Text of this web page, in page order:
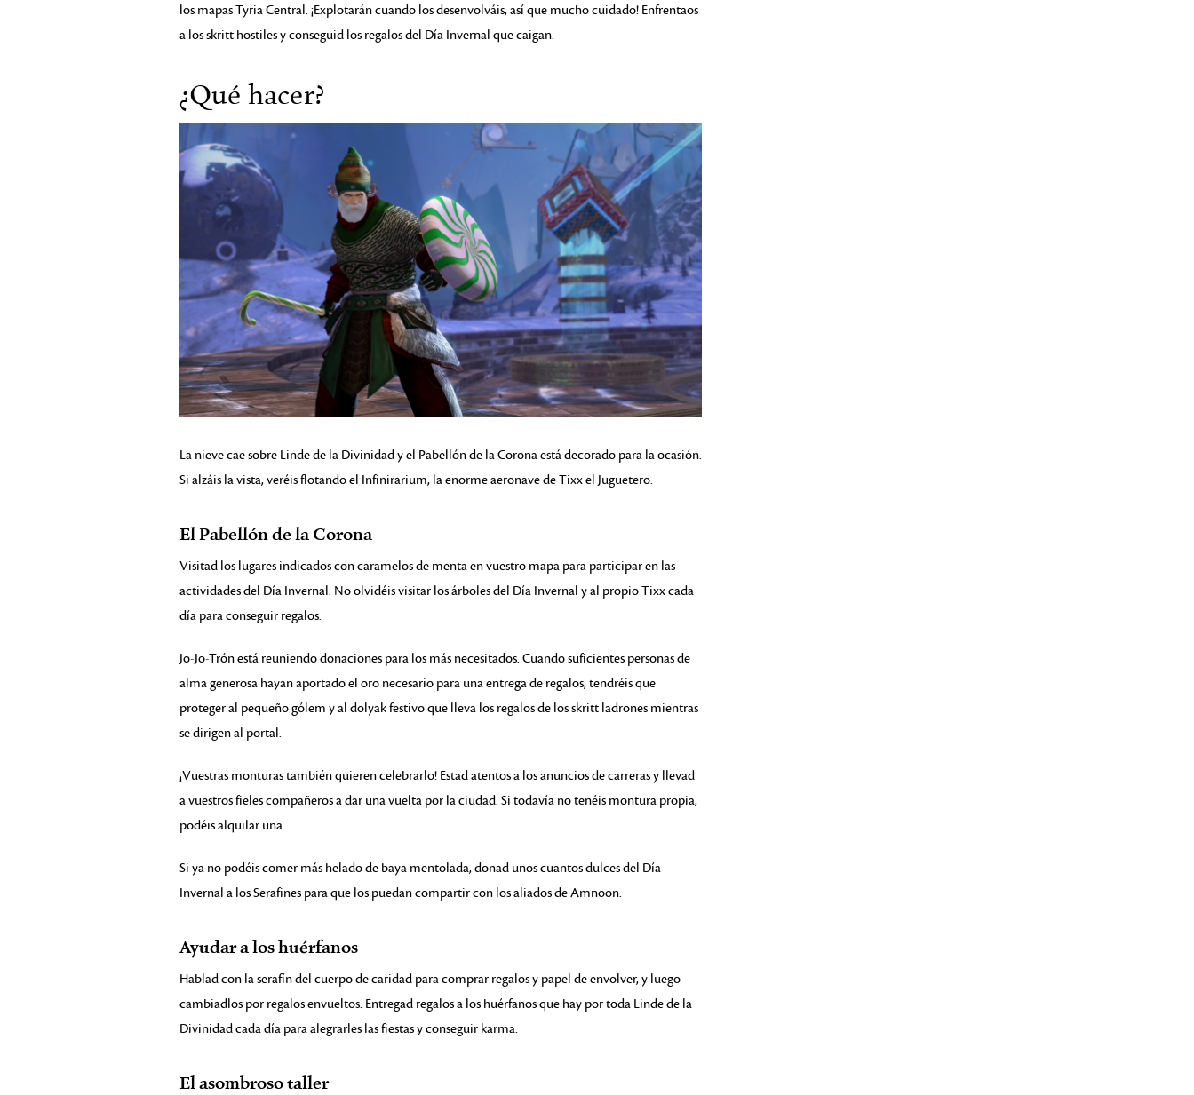
los mapas Tyria Central. ¡Explotarán cuando los desenvolváis, así que mucho cuidado! Enfrentaos
a los skritt hostiles y conseguid los regalos del Día Invernal que caigan.
¿Qué hacer?
La nieve cae sobre Linde de la Divinidad y el Pabellón de la Corona está decorado para la ocasión.
Si alzáis la vista, veréis flotando el Infinirarium, la enorme aeronave de Tixx el Juguetero.
El Pabellón de la Corona
Visitad los lugares indicados con caramelos de menta en vuestro mapa para participar en las
actividades del Día Invernal. No olvidéis visitar los árboles del Día Invernal y al propio Tixx cada
día para conseguir regalos.
Jo-Jo-Trón está reuniendo donaciones para los más necesitados. Cuando suficientes personas de
alma generosa hayan aportado el oro necesario para una entrega de regalos, tendréis que
proteger al pequeño gólem y al dolyak festivo que lleva los regalos de los skritt ladrones mientras
se dirigen al portal.
¡Vuestras monturas también quieren celebrarlo! Estad atentos a los anuncios de carreras y llevad
a vuestros fieles compañeros a dar una vuelta por la ciudad. Si todavía no tenéis montura propia,
podéis alquilar una.
Si ya no podéis comer más helado de baya mentolada, donad unos cuantos dulces del Día
Invernal a los Serafines para que los puedan compartir con los aliados de Amnoon.
Ayudar a los huérfanos
Hablad con la serafín del cuerpo de caridad para comprar regalos y papel de envolver, y luego
cambiadlos por regalos envueltos. Entregad regalos a los huérfanos que hay por toda Linde de la
Divinidad cada día para alegrarles las fiestas y conseguir karma.
El asombroso taller